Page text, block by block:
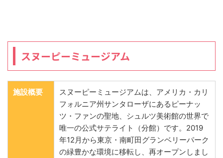
スヌーピーミュージアム
施設概要
スヌーピーミュージアムは、アメリカ・カリ
フォルニア州サンタローザにあるピーナッ
ツ・ファンの聖地、シュルツ美術館の世界で
唯一の公式サテライト（分館）です。2019
年12月から東京・南町田グランベリーパーク
の緑豊かな環境に移転し、再オープンしまし